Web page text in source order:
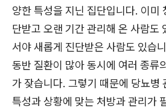
양한 특성을 지닌 집단입니다. 이미
단받고 오랜 기간 관리해 온 사람도
서야 새롭게 진단받은 사람도 있습
동반 질환이 많아 동시에 여러 종류
가 잦습니다. 그렇기 때문에 당뇨병
특성과 상황에 맞는 처방과 관리가